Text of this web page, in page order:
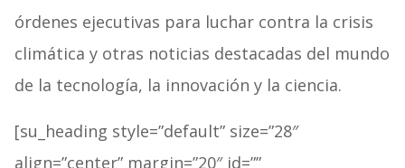
órdenes ejecutivas para luchar contra la crisis
climática y otras noticias destacadas del mundo
de la tecnología, la innovación y la ciencia.
[su_heading style=”default” size=”28″
align=”center” margin=”20″ id=””